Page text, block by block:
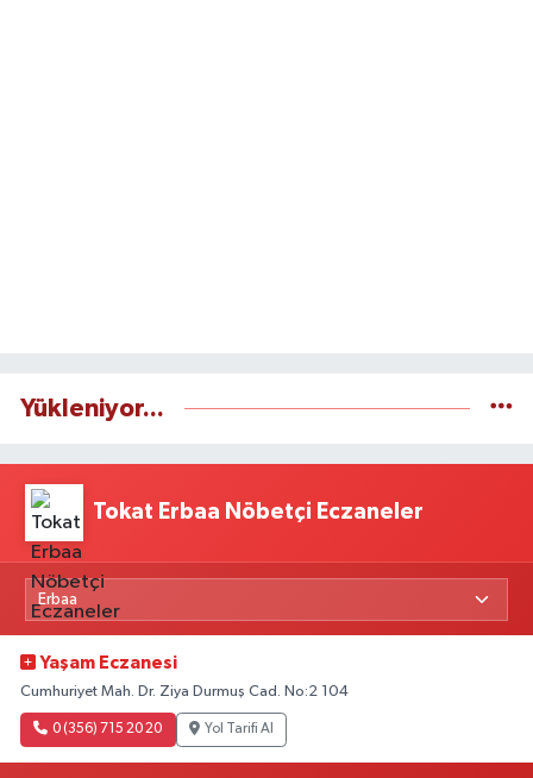
Yükleniyor...
Tokat Erbaa Nöbetçi Eczaneler
Yaşam Eczanesi
Cumhuriyet Mah. Dr. Ziya Durmuş Cad. No:2 104
0 (356) 715 20 20 Yol Tarifi Al